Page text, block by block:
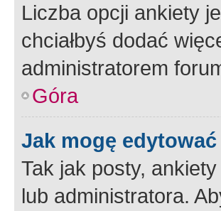
Liczba opcji ankiety
chciałbyś dodać
administratorem
Góra
Jak mogę
Tak jak posty,
lub administratora.